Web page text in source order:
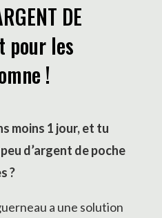
DE
pour les
!
moins 1 jour, et tu
d’argent de poche
?
a une solution